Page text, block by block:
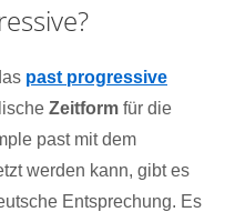
past progressive
Zeitform für die
past mit dem
werden kann, gibt es
Entsprechung. Es